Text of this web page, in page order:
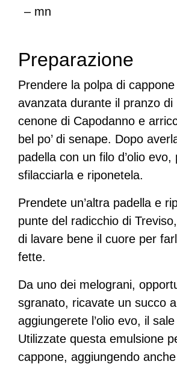
– mn
Preparazione
Prendere la polpa di
avanzata durante il pranzo di
cenone di Capodanno e
bel po’ di senape. Dopo
padella con un filo d’olio
sfilacciarla e riponetela.
Prendete un’altra padella e
punte del radicchio di
di lavare bene il cuore per
fette.
Da uno dei melograni,
sgranato, ricavate un succo
aggiungerete l’olio evo, il
Utilizzate questa emulsione
cappone, aggiungendo